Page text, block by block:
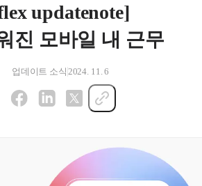
updatenote]
진 모바일 내 근무
업데이트 소식 2024. 11. 6